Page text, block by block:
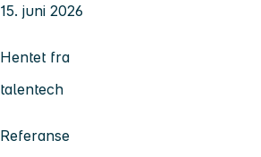
15. juni 2026
Hentet fra
talentech
Referanse